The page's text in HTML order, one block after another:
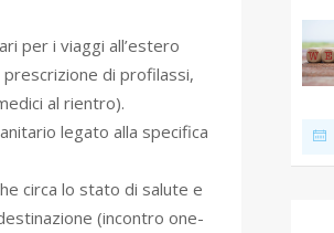
per i viaggi all’estero
di profilassi,
al rientro).
legato alla specifica
circa lo stato di salute e
(incontro one-